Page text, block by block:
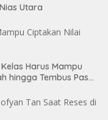
Utara
Harus Mampu
hingga Tembus Pasar